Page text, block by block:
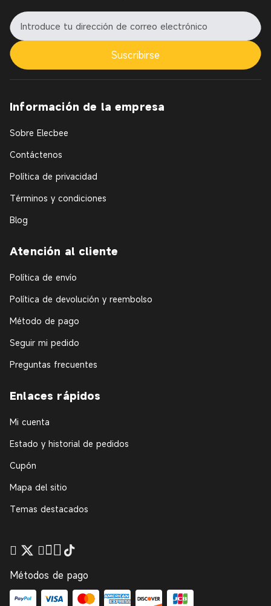
Suscribirse
Información de la empresa
Sobre Elecbee
Contáctenos
Política de privacidad
Términos y condiciones
Blog
Atención al cliente
Política de envío
Política de devolución y reembolso
Método de pago
Seguir mi pedido
Preguntas frecuentes
Enlaces rápidos
Mi cuenta
Estado y historial de pedidos
Cupón
Mapa del sitio
Temas destacados
Métodos de pago